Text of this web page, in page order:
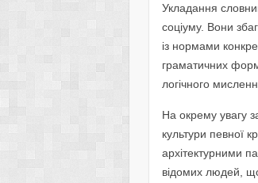
Укладання
соціуму. Вони
із нормами
граматичних
логічного
На окрему увагу
культури певної
архітектурними
відомих людей,